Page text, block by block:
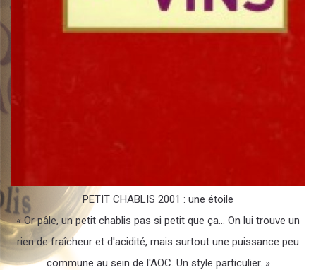
PETIT CHABLIS 2001 : une étoile
« Or pâle, un petit chablis pas si petit que ça... On lui trouve un
rien de fraîcheur et d'acidité, mais surtout une puissance peu
commune au sein de l'AOC. Un style particulier. »